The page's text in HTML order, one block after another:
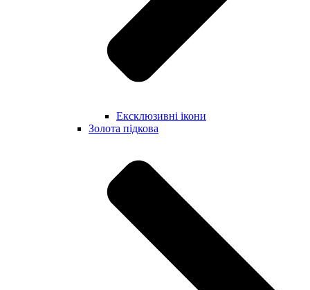
Ексклюзивні ікони
Золота підкова